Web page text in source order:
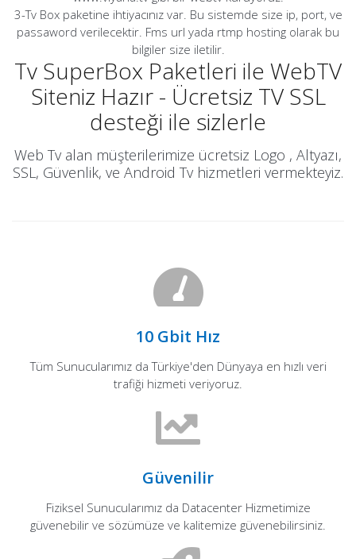
3-Tv Box paketine ihtiyacınız var. Bu sistemde size ip, port, ve
passaword verilecektir. Fms url yada rtmp hosting olarak bu
bilgiler size iletilir.
Tv SuperBox Paketleri ile WebTV
Siteniz Hazır - Ücretsiz TV SSL
desteği ile sizlerle
Web Tv alan müşterilerimize ücretsiz Logo , Altyazı,
SSL, Güvenlik, ve Android Tv hizmetleri vermekteyiz.
10 Gbit Hız
Tüm Sunucularımız da Türkiye'den Dünyaya en hızlı veri
trafiği hizmeti veriyoruz.
Güvenilir
Fiziksel Sunucularımız da Datacenter Hizmetimize
güvenebilir ve sözümüze ve kalitemize güvenebilirsiniz.